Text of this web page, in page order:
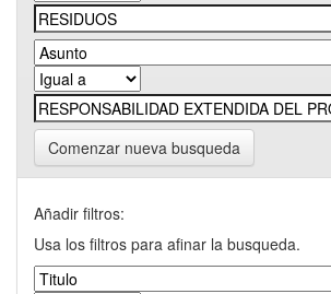
Comenzar nueva busqueda
Añadir filtros:
Usa los filtros para afinar la busqueda.